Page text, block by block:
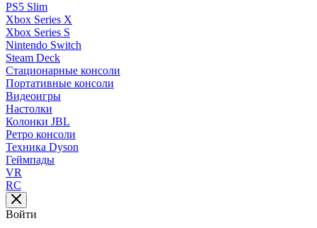
PS5 Slim
Xbox Series X
Xbox Series S
Nintendo Switch
Steam Deck
Стационарные консоли
Портативные консоли
Видеоигры
Настолки
Колонки JBL
Ретро консоли
Техника Dyson
Геймпады
VR
RC
Войти